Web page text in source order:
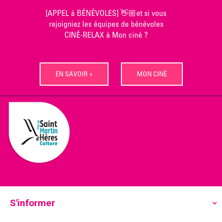
[APPEL à BÉNÉVOLES] 👋🏼et si vous
rejoigniez les équipes de bénévoles
CINÉ-RELAX à Mon ciné ?
EN SAVOIR + MON CINÉ
S'informer